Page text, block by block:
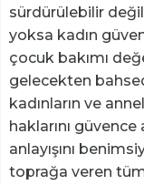
sürdürülebilir
yoksa kadın
çocuk bakımı
gelecekten
kadınların ve
haklarını
anlayışını
toprağa veren